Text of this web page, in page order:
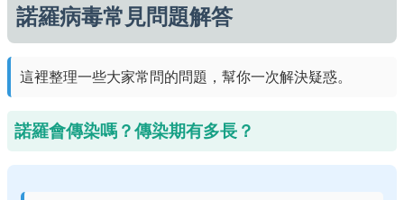
諾羅病毒常見問題解答
這裡整理一些大家常問的問題，幫你一次解決疑惑。
諾羅會傳染嗎？傳染期有多長？